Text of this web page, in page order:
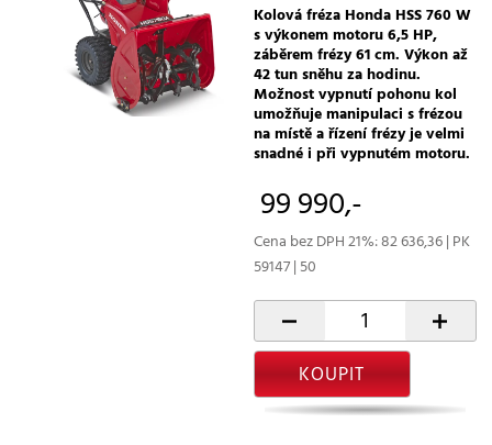
Kolová fréza Honda HSS 760 W
s výkonem motoru 6,5 HP,
záběrem frézy 61 cm. Výkon až
42 tun sněhu za hodinu.
Možnost vypnutí pohonu kol
umožňuje manipulaci s frézou
na místě a řízení frézy je velmi
snadné i při vypnutém motoru.
99 990,-
Cena bez DPH 21%: 82 636,36 | PK
59147 | 50
- +
KOUPIT